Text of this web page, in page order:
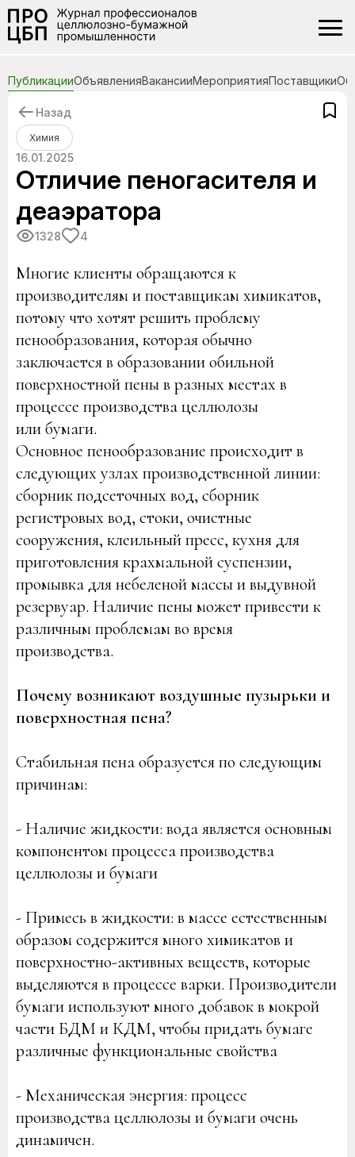
ПубликацииОбъявленияВакансииМероприятияПоставщики
Химия
Назад
16.01.2025
Отличие пеногасителя и
деаэратора
1328 4
Многие клиенты обращаются к
производителям и поставщикам химикатов,
потому что хотят решить проблему
пенообразования, которая обычно
заключается в образовании обильной
поверхностной пены в разных местах в
процессе производства целлюлозы
или бумаги.
Основное пенообразование происходит в
следующих узлах производственной линии:
сборник подсеточных вод, сборник
регистровых вод, стоки, очистные
сооружения, клеильный пресс, кухня для
приготовления крахмальной суспензии,
промывка для небеленой массы и выдувной
резервуар. Наличие пены может привести к
различным проблемам во время
производства.
Почему возникают воздушные пузырьки и
поверхностная пена?
Стабильная пена образуется по следующим
причинам:
- Наличие жидкости: вода является основным
компонентом процесса производства
целлюлозы и бумаги
- Примесь в жидкости: в массе естественным
образом содержится много химикатов и
поверхностно-активных веществ, которые
выделяются в процессе варки. Производители
бумаги используют много добавок в мокрой
части БДМ и КДМ, чтобы придать бумаге
различные функциональные свойства
- Механическая энергия: процесс
производства целлюлозы и бумаги очень
динамичен.